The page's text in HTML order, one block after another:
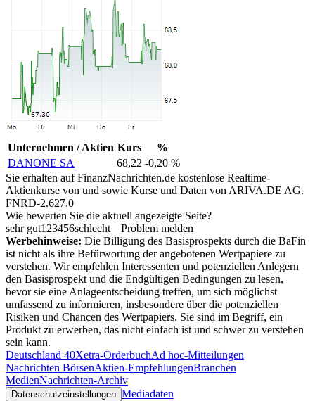
Unternehmen / Aktien Kurs
%
DANONE SA
68,22 -0,20 %
Sie erhalten auf FinanzNachrichten.de kostenlose Realtime-
Aktienkurse von und sowie Kurse und Daten von ARIVA.DE AG.
FNRD-2.627.0
Wie bewerten Sie die aktuell angezeigte Seite?
sehr gut1 23456schlecht
Problem melden
Werbehinweise: Die Billigung des Basisprospekts durch die BaFin
ist nicht als ihre Befürwortung der angebotenen Wertpapiere zu
verstehen. Wir empfehlen Interessenten und potenziellen Anlegern
den Basisprospekt und die Endgültigen Bedingungen zu lesen,
bevor sie eine Anlageentscheidung treffen, um sich möglichst
umfassend zu informieren, insbesondere über die potenziellen
Risiken und Chancen des Wertpapiers. Sie sind im Begriff, ein
Produkt zu erwerben, das nicht einfach ist und schwer zu verstehen
sein kann.
Deutschland 40Xetra-OrderbuchAd hoc-Mitteilungen
Nachrichten BörsenAktien-EmpfehlungenBranchen
MedienNachrichten-Archiv
Datenschutzeinstellungen Mediadaten